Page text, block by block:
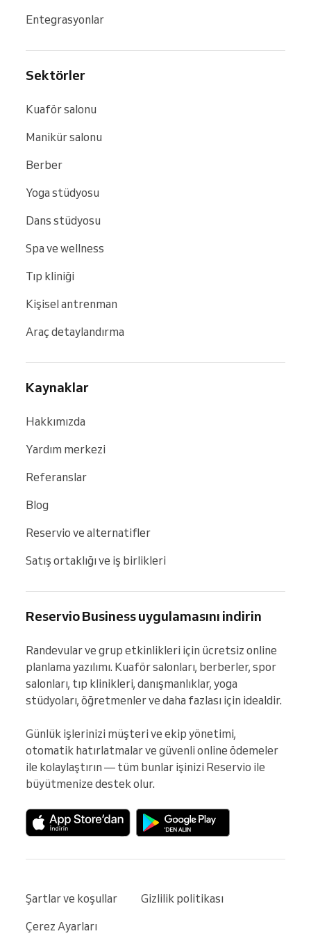
Entegrasyonlar
Sektörler
Kuaför salonu
Manikür salonu
Berber
Yoga stüdyosu
Dans stüdyosu
Spa ve wellness
Tıp kliniği
Kişisel antrenman
Araç detaylandırma
Kaynaklar
Hakkımızda
Yardım merkezi
Referanslar
Blog
Reservio ve alternatifler
Satış ortaklığı ve iş birlikleri
Reservio Business uygulamasını indirin
Randevular ve grup etkinlikleri için ücretsiz online
planlama yazılımı. Kuaför salonları, berberler, spor
salonları, tıp klinikleri, danışmanlıklar, yoga
stüdyoları, öğretmenler ve daha fazlası için idealdir.
Günlük işlerinizi müşteri ve ekip yönetimi,
otomatik hatırlatmalar ve güvenli online ödemeler
ile kolaylaştırın — tüm bunlar işinizi Reservio ile
büyütmenize destek olur.
Şartlar ve koşullar
Gizlilik politikası
Çerez Ayarları